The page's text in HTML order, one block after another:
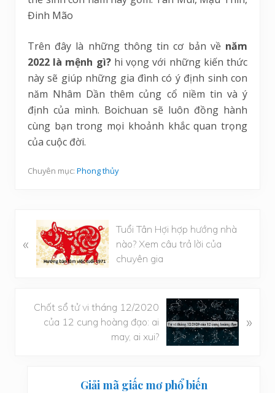
Đinh Mão
Trên đây là những thông tin cơ bản vềnăm
2022 là mệnh gì?hi vọng với những kiến thức
này sẽ giúp những gia đình có ý định sinh con
năm Nhâm Dần thêm củng cổ niềm tin và ý
định của mình. Boichuan sẽ luôn đồng hành
cùng bạn trong mọi khoảnh khắc quan trọng
của cuộc đời.
Chuyên mục: Phong thủy
à
«
Tuổi Tân Hợi hợp hướng nhà
nào? Xem câu trả lời của
chuyên gia
Chốt sổ tử vi tháng 12/2020
của 12 cung hoàng đạo: ai
may, ai xui?
»
SidebarGiải mã giấc mơ phổ biến